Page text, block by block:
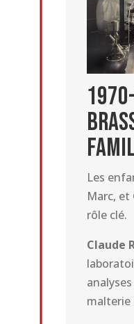
Les
Marc,
rôle clé.
Claude
malterie